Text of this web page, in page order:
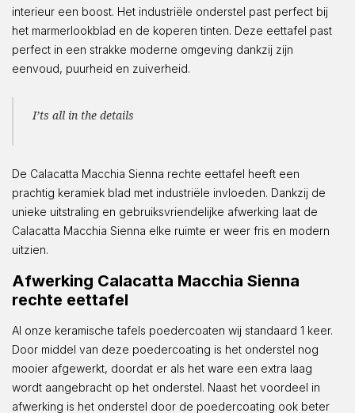
interieur een boost. Het industriële onderstel past perfect bij
het marmerlookblad en de koperen tinten. Deze eettafel past
perfect in een strakke moderne omgeving dankzij zijn
eenvoud, puurheid en zuiverheid.
I’ts all in the details
De Calacatta Macchia Sienna rechte eettafel heeft een
prachtig keramiek blad met industriële invloeden. Dankzij de
unieke uitstraling en gebruiksvriendelijke afwerking laat de
Calacatta Macchia Sienna elke ruimte er weer fris en modern
uitzien.
Afwerking Calacatta Macchia Sienna
rechte eettafel
Al onze keramische tafels poedercoaten wij standaard 1 keer.
Door middel van deze poedercoating is het onderstel nog
mooier afgewerkt, doordat er als het ware een extra laag
wordt aangebracht op het onderstel. Naast het voordeel in
afwerking is het onderstel door de poedercoating ook beter